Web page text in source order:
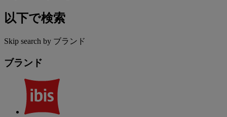
以下で検索
Skip search by ブランド
ブランド